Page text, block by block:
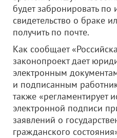
будет забронировать по
свидетельство о браке
получить по почте.
Как сообщает
законопроект дает
электронным
и подписанным
также «регламентирует
электронной подписи
заявлений о
гражданского